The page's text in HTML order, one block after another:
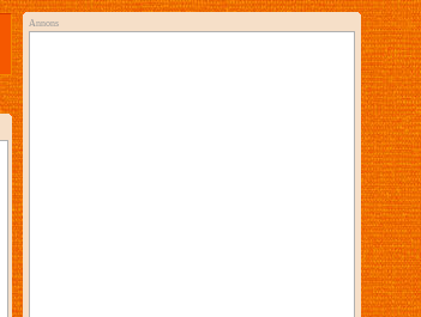
Annons